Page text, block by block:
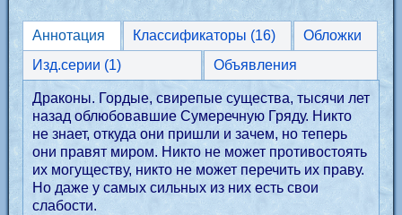
Аннотация Классификаторы (16)
Обложки
Изд.серии (1)
Объявления
Драконы. Гордые, свирепые существа, тысячи лет
назад облюбовавшие Сумеречную Гряду. Никто
не знает, откуда они пришли и зачем, но теперь
они правят миром. Никто не может противостоять
их могуществу, никто не может перечить их праву.
Но даже у самых сильных из них есть свои
слабости.